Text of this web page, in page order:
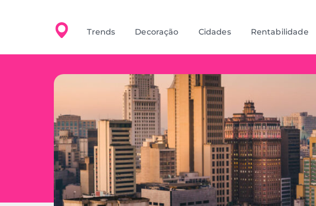
Trends Decoração Cidades Rentabilidade